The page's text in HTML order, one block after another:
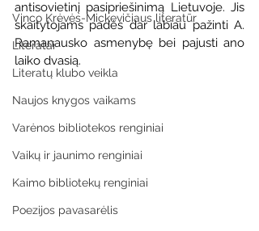
Vinco Krėvės-Mickevičiaus literatūr
Literatai
Literatų klubo veikla
Naujos knygos vaikams
Varėnos bibliotekos renginiai
Vaikų ir jaunimo renginiai
Kaimo bibliotekų renginiai
Poezijos pavasarėlis
antisovietinį pasipriešinimą Lietuvoje. Jis
skaitytojams padės dar labiau pažinti A.
Ramanausko asmenybę bei pajusti ano
laiko dvasią.